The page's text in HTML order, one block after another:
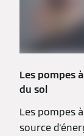
Les pompes
du sol
Les pompes
source